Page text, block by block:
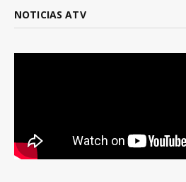
NOTICIAS ATV